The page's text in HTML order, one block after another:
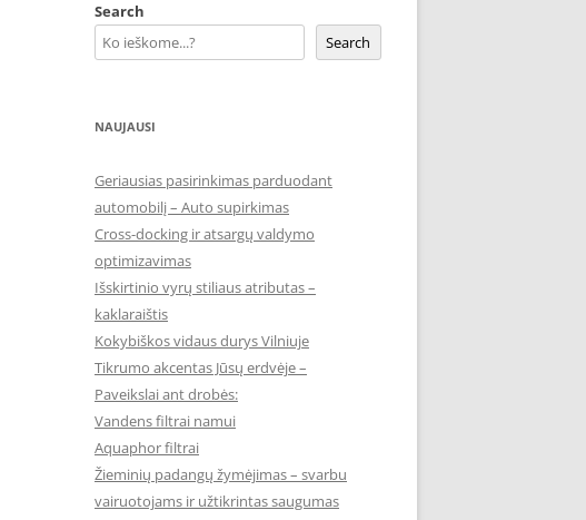
Search
Search
NAUJAUSI
Geriausias pasirinkimas parduodant
automobilį – Auto supirkimas
Cross-docking ir atsargų valdymo
optimizavimas
Išskirtinio vyrų stiliaus atributas –
kaklaraištis
Kokybiškos vidaus durys Vilniuje
Tikrumo akcentas Jūsų erdvėje –
Paveikslai ant drobės:
Vandens filtrai namui
Aquaphor filtrai
Žieminių padangų žymėjimas – svarbu
vairuotojams ir užtikrintas saugumas